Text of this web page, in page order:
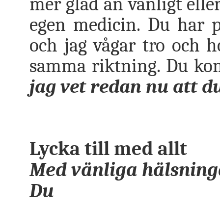
egen medicin. Du har
och jag vågar tro och
samma riktning. Du
jag vet redan nu att
Lycka till med allt
Med vänliga
Du